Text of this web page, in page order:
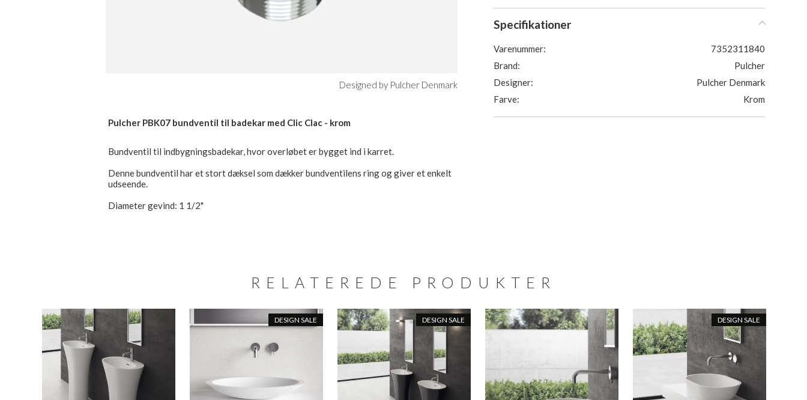
Designed by Pulcher Denmark
Pulcher PBK07 bundventil til badekar med Clic Clac - krom
Bundventil til indbygningsbadekar, hvor overløbet er bygget ind i karret.
Denne bundventil har et stort dæksel som dækker bundventilens ring og giver et enkelt
udseende.
Diameter gevind: 1 1/2"
Specifikationer
Varenummer:
7352311840
Brand:
Pulcher
Designer:
Pulcher Denmark
Farve:
Krom
RELATEREDE PRODUKTER
DESIGN SALE DESIGN SALE DESIGN SALE